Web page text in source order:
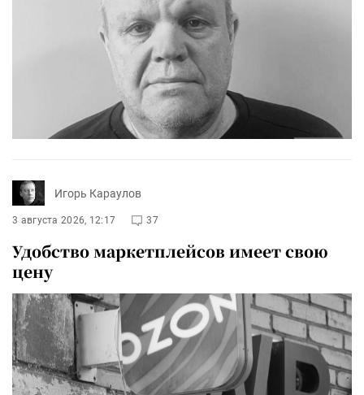
Игорь Караулов
3 августа 2026, 12:17 37
Удобство маркетплейсов имеет свою
цену